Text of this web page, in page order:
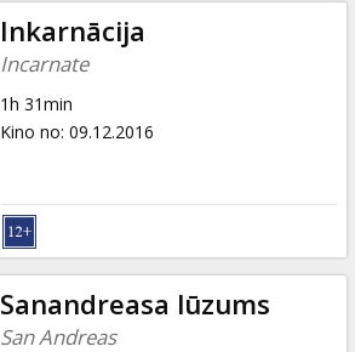
Inkarnācija
Incarnate
1h 31min
Kino no: 09.12.2016
Sanandreasa lūzums
San Andreas